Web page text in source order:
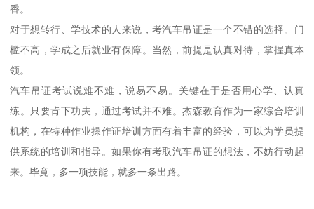
香。
对于想转行、学技术的人来说，考汽车吊证是一个不错的选择。门
槛不高，学成之后就业有保障。当然，前提是认真对待，掌握真本
领。
汽车吊证考试说难不难，说易不易。关键在于是否用心学、认真
练。只要肯下功夫，通过考试并不难。杰森教育作为一家综合培训
机构，在特种作业操作证培训方面有着丰富的经验，可以为学员提
供系统的培训和指导。如果你有考取汽车吊证的想法，不妨行动起
来。毕竟，多一项技能，就多一条出路。